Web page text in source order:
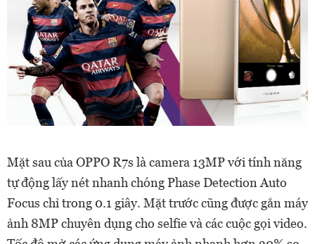
Mặt sau của OPPO R7s là camera 13MP với tính năng
tự động lấy nét nhanh chóng Phase Detection Auto
Focus chỉ trong 0.1 giây. Mặt trước cũng được gắn máy
ảnh 8MP chuyên dụng cho selfie và các cuộc gọi video.